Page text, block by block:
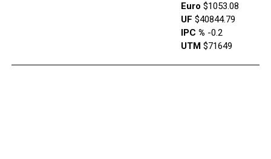
Euro $1053.08
UF $40844.79
IPC % -0.2
UTM$71649